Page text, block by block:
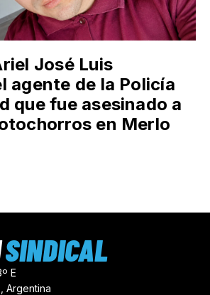
José Luis
agente de la Policía
que fue asesinado a
en Merlo
E
Argentina
SINDICAL